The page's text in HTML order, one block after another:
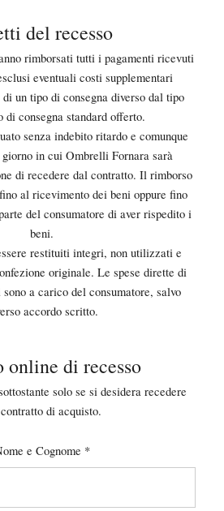
del recesso
rimborsati tutti i pagamenti ricevuti
eventuali costi supplementari
un tipo di consegna diverso dal tipo
di consegna standard offerto.
senza indebito ritardo e comunque
in cui Ombrelli Fornara sarà
di recedere dal contratto. Il rimborso
al ricevimento dei beni oppure fino
del consumatore di aver rispedito i
beni.
restituiti integri, non utilizzati e
originale. Le spese dirette di
a carico del consumatore, salvo
accordo scritto.
online di recesso
solo se si desidera recedere
di acquisto.
e Cognome *